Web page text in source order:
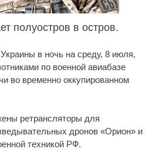
полуостров в остров.
в ночь на среду, 8 июля,
по военной авиабазе
во временно оккупированном
ретрансляторы для
дронов «Орион» и
техникой РФ.